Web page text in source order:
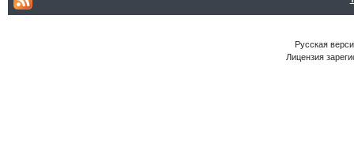
Русская
Лицензия